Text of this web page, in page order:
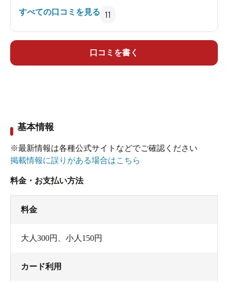
例えば女性の方は、雰囲気は良いけど混浴の「石
の湯」「明神の湯」はインスタ用の写真と足湯く
駐車等については「石湯」の項を参照して下さ
い。
すべての口コミを見る 11
口コミを書く
基本情報
※最新情報は各種公式サイトなどでご確認ください
掲載情報に誤りがある場合はこちら
料金・お支払い方法
料金
大人300円、小人150円
カード利用